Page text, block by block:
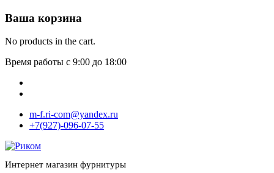
Ваша корзина
No products in the cart.
Время работы с 9:00 до 18:00
m-f.ri-com@yandex.ru
+7(927)-096-07-55
Интернет магазин фурнитуры